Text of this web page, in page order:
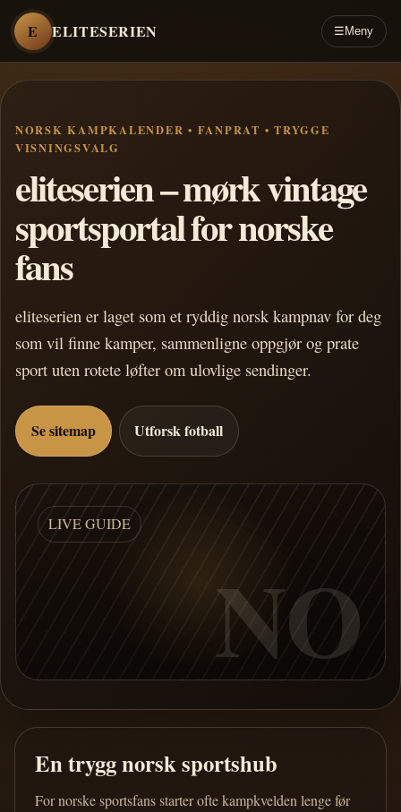
E ELITESERIEN ☰ Meny
NORSK KAMPKALENDER • FANPRAT • TRYGGE
VISNINGSVALG
eliteserien – mørk vintage
sportsportal for norske
fans
eliteserien er laget som et ryddig norsk kampnav for deg
som vil finne kamper, sammenligne oppgjør og prate
sport uten rotete løfter om ulovlige sendinger.
Se sitemap Utforsk fotball
LIVE GUIDE
NO
En trygg norsk sportshub
For norske sportsfans starter ofte kampkvelden lenge før